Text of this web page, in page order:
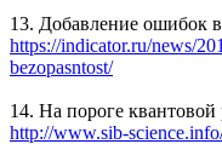
13. Добавление ошибок
https://indicator.ru/news/
bezopasntost/
14. На пороге
http://www.sib-